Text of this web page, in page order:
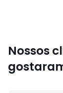
Nossos